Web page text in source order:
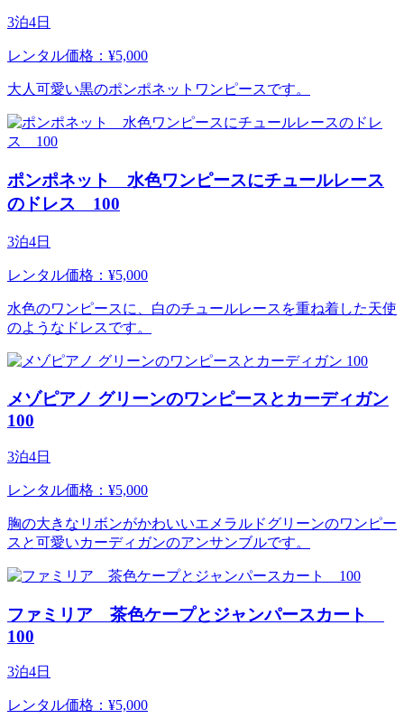
3泊4日
レンタル価格：¥5,000
大人可愛い黒のポンポネットワンピースです。
ポンポネット 水色ワンピースにチュールレース
のドレス 100
3泊4日
レンタル価格：¥5,000
水色のワンピースに、白のチュールレースを重ね着した天使
のようなドレスです。
メゾピアノ グリーンのワンピースとカーディガン
100
3泊4日
レンタル価格：¥5,000
胸の大きなリボンがかわいいエメラルドグリーンのワンピー
スと可愛いカーディガンのアンサンブルです。
ファミリア 茶色ケープとジャンパースカート
100
3泊4日
レンタル価格：¥5,000